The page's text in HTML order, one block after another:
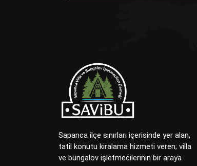
Sapanca ilçe sınırları içerisinde yer alan,
tatil konutu kiralama hizmeti veren; villa
ve bungalov işletmecilerinin bir araya